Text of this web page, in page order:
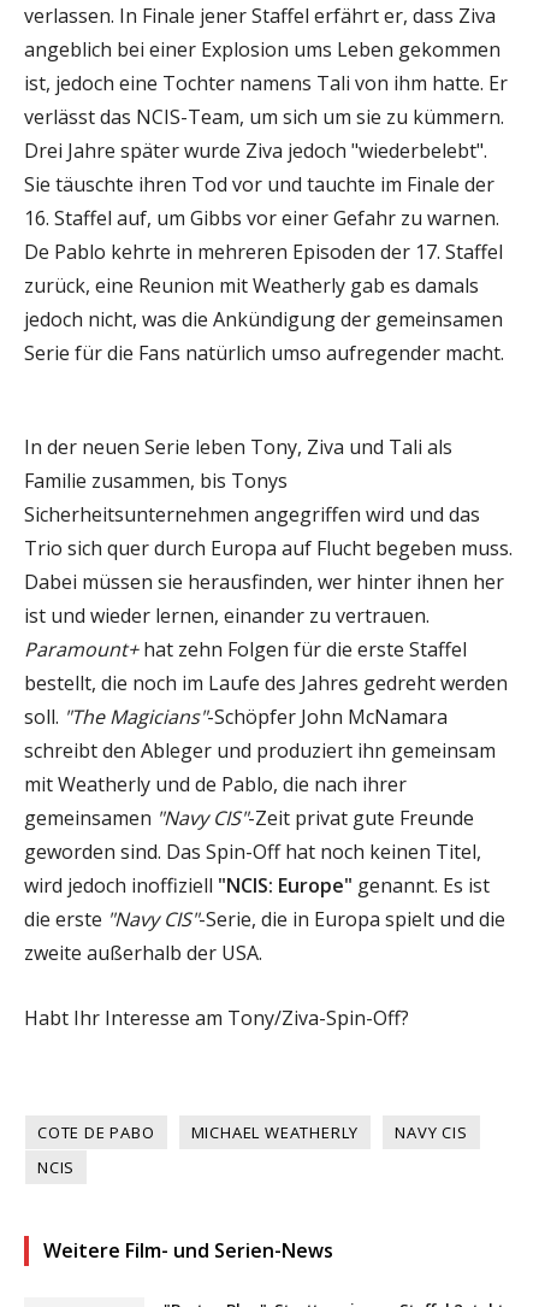
verlassen. In Finale jener Staffel erfährt er, dass Ziva
angeblich bei einer Explosion ums Leben gekommen
ist, jedoch eine Tochter namens Tali von ihm hatte. Er
verlässt das NCIS-Team, um sich um sie zu kümmern.
Drei Jahre später wurde Ziva jedoch "wiederbelebt".
Sie täuschte ihren Tod vor und tauchte im Finale der
16. Staffel auf, um Gibbs vor einer Gefahr zu warnen.
De Pablo kehrte in mehreren Episoden der 17. Staffel
zurück, eine Reunion mit Weatherly gab es damals
jedoch nicht, was die Ankündigung der gemeinsamen
Serie für die Fans natürlich umso aufregender macht.
In der neuen Serie leben Tony, Ziva und Tali als
Familie zusammen, bis Tonys
Sicherheitsunternehmen angegriffen wird und das
Trio sich quer durch Europa auf Flucht begeben muss.
Dabei müssen sie herausfinden, wer hinter ihnen her
ist und wieder lernen, einander zu vertrauen.
Paramount+hat zehn Folgen für die erste Staffel
bestellt, die noch im Laufe des Jahres gedreht werden
soll. "The Magicians"-Schöpfer John McNamara
schreibt den Ableger und produziert ihn gemeinsam
mit Weatherly und de Pablo, die nach ihrer
gemeinsamen "Navy CIS"-Zeit privat gute Freunde
geworden sind. Das Spin-Off hat noch keinen Titel,
wird jedoch inoffiziell "NCIS: Europe" genannt. Es ist
die erste "Navy CIS"-Serie, die in Europa spielt und die
zweite außerhalb der USA.
Habt Ihr Interesse am Tony/Ziva-Spin-Off?
COTE DE PABO MICHAEL WEATHERLY
NAVY CIS
NCIS
Weitere Film- und Serien-News